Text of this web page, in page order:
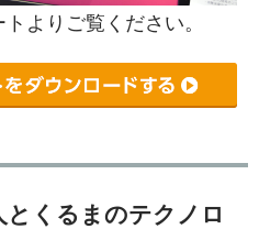
よりご覧ください。
とくるまのテクノロ